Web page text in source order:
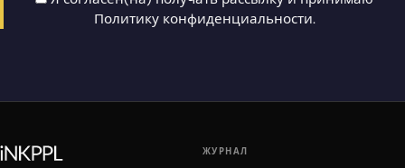
Политику конфиденциальности.
ЖУРНАЛ